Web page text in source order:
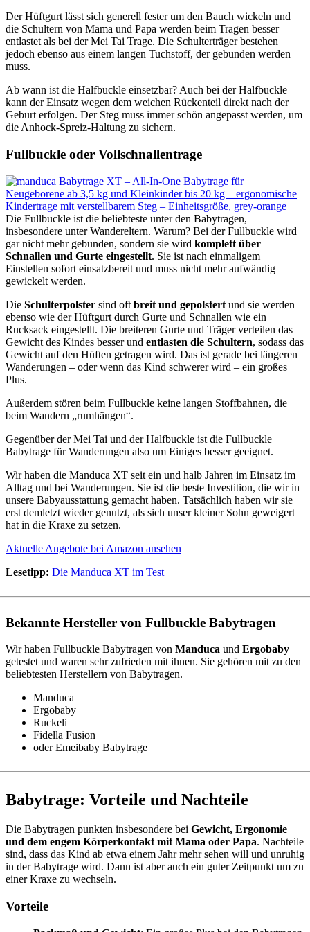
Der Hüftgurt lässt sich generell fester um den Bauch wickeln und
die Schultern von Mama und Papa werden beim Tragen besser
entlastet als bei der Mei Tai Trage. Die Schulterträger bestehen
jedoch ebenso aus einem langen Tuchstoff, der gebunden werden
muss.
Ab wann ist die Halfbuckle einsetzbar? Auch bei der Halfbuckle
kann der Einsatz wegen dem weichen Rückenteil direkt nach der
Geburt erfolgen. Der Steg muss immer schön angepasst werden, um
die Anhock-Spreiz-Haltung zu sichern.
Fullbuckle oder Vollschnallentrage
Die Fullbuckle ist die beliebteste unter den Babytragen,
insbesondere unter Wandereltern. Warum? Bei der Fullbuckle wird
gar nicht mehr gebunden, sondern sie wird komplett über
Schnallen und Gurte eingestellt. Sie ist nach einmaligem
Einstellen sofort einsatzbereit und muss nicht mehr aufwändig
gewickelt werden.
Die Schulterpolster sind oft breit und gepolstert und sie werden
ebenso wie der Hüftgurt durch Gurte und Schnallen wie ein
Rucksack eingestellt. Die breiteren Gurte und Träger verteilen das
Gewicht des Kindes besser und entlasten die Schultern, sodass das
Gewicht auf den Hüften getragen wird. Das ist gerade bei längeren
Wanderungen – oder wenn das Kind schwerer wird – ein großes
Plus.
Außerdem stören beim Fullbuckle keine langen Stoffbahnen, die
beim Wandern „rumhängen“.
Gegenüber der Mei Tai und der Halfbuckle ist die Fullbuckle
Babytrage für Wanderungen also um Einiges besser geeignet.
Wir haben die Manduca XT seit ein und halb Jahren im Einsatz im
Alltag und bei Wanderungen. Sie ist die beste Investition, die wir in
unsere Babyausstattung gemacht haben. Tatsächlich haben wir sie
erst demletzt wieder genutzt, als sich unser kleiner Sohn geweigert
hat in die Kraxe zu setzen.
Aktuelle Angebote bei Amazon ansehen
Lesetipp: Die Manduca XT im Test
Bekannte Hersteller von Fullbuckle Babytragen
Wir haben Fullbuckle Babytragen von Manduca und Ergobaby
getestet und waren sehr zufrieden mit ihnen. Sie gehören mit zu den
beliebtesten Herstellern von Babytragen.
Manduca
Ergobaby
Ruckeli
Fidella Fusion
oder Emeibaby Babytrage
Babytrage: Vorteile und Nachteile
Die Babytragen punkten insbesondere bei Gewicht, Ergonomie
und dem engem Körperkontakt mit Mama oder Papa. Nachteile
sind, dass das Kind ab etwa einem Jahr mehr sehen will und unruhig
in der Babytrage wird. Dann ist aber auch ein guter Zeitpunkt um zu
einer Kraxe zu wechseln.
Vorteile